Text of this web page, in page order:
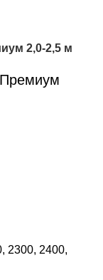
2,0-2,5 м
2300, 2400,